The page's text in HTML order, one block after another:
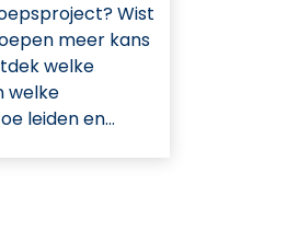
Wist
meer kans
welke
welke
leiden en…